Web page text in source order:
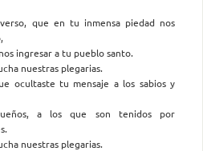
que en tu inmensa piedad nos
ingresar a tu pueblo santo.
nuestras plegarias.
ocultaste tu mensaje a los sabios y
a los que son tenidos por
nuestras plegarias.